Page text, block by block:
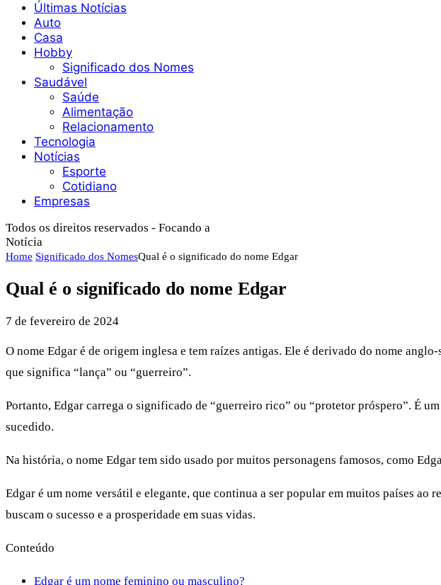
Últimas Notícias
Auto
Casa
Hobby
Significado dos Nomes
Saudável
Saúde
Alimentação
Relacionamento
Tecnologia
Notícias
Esporte
Cotidiano
Empresas
Todos os direitos reservados - Focando a
Notícia
Home Significado dos NomesQual é o significado do nome Edgar
Qual é o significado do nome Edgar
7 de fevereiro de 2024
O nome Edgar é de origem inglesa e tem raízes antigas. Ele é derivado do nome
que significa “lança” ou “guerreiro”.
Portanto, Edgar carrega o significado de “guerreiro rico” ou “protetor próspero”. É
sucedido.
Na história, o nome Edgar tem sido usado por muitos personagens famosos, como
Edgar é um nome versátil e elegante, que continua a ser popular em muitos países ao
buscam o sucesso e a prosperidade em suas vidas.
Conteúdo
Edgar é um nome feminino ou masculino?